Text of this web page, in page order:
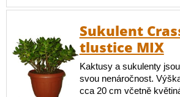
Sukulent
tlustice MIX
Kaktusy a sukulenty
svou nenáročnost.
cca 20 cm včetně